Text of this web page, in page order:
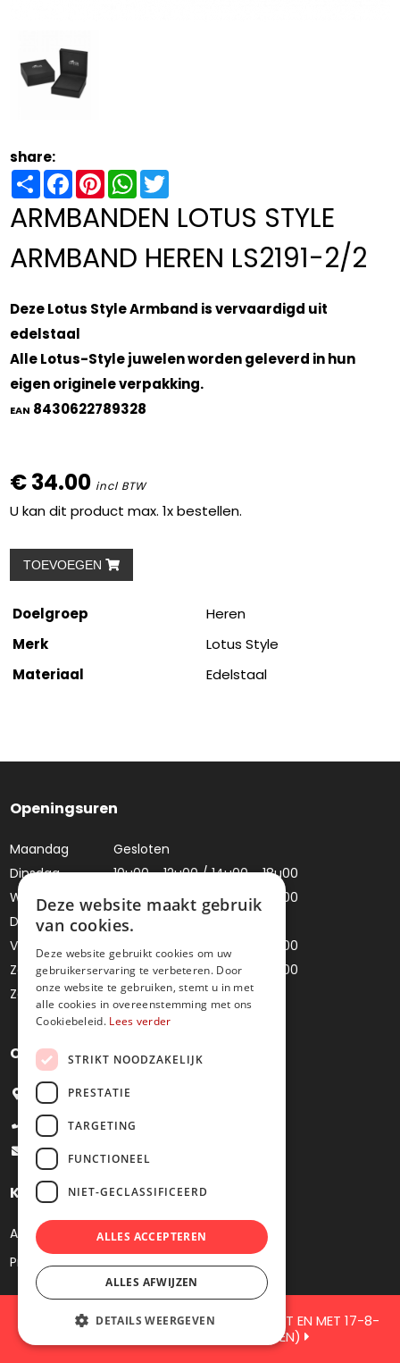
GESLOTEN VOOR JAARLIJKS VERKOF TOT EN MET 17-8-
2026 ( DE WEBSHOP BLIJFT OPEN)
share:
ShareFacebookPinterestWhatsApp
ARMBANDEN LOTUS STYLE
ARMBAND HEREN LS2191-2/2
Deze Lotus Style Armband is vervaardigd uit
edelstaal
Alle Lotus-Style juwelen worden geleverd in hun
eigen originele verpakking.
EAN 8430622789328
€ 34.00 incl BTW
U kan dit product max. 1x bestellen.
TOEVOEGEN
Doelgroep
Heren
Merk
Lotus Style
Materiaal
Edelstaal
Openingsuren
Maandag
Gesloten
Dinsdag
10u00 - 12u00 / 14u00 - 18u00
Woensdag
10u00 - 12u00 / 14u00 - 18u00
Donderdag
Gesloten
Vrijdag
10u00 - 12u00 / 14u00 - 18u00
Zaterdag
10u00 - 12u00 / 14u00 - 18u00
Zondag
Gesloten
Contacteer ons
Bredestraat 4, 9041 Oostakker
+32 9 251 09 27
info@juweliermoens.be
Klantenservice
Algemene voorwaarden
Privacy
KMOSites
Deze website maakt gebruik
van cookies.
Deze website gebruikt cookies om uw
gebruikerservaring te verbeteren. Door
onze website te gebruiken, stemt u in met
alle cookies in overeenstemming met ons
Cookiebeleid. Lees verder
STRIKT NOODZAKELIJK
PRESTATIE
TARGETING
FUNCTIONEEL
NIET-GECLASSIFICEERD
ALLES ACCEPTEREN
ALLES AFWIJZEN
DETAILS WEERGEVEN